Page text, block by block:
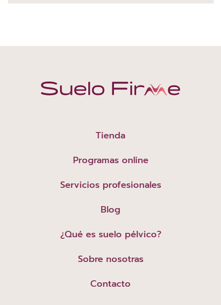
Tienda
Programas online
Servicios profesionales
Blog
¿Qué es suelo pélvico?
Sobre nosotras
Contacto